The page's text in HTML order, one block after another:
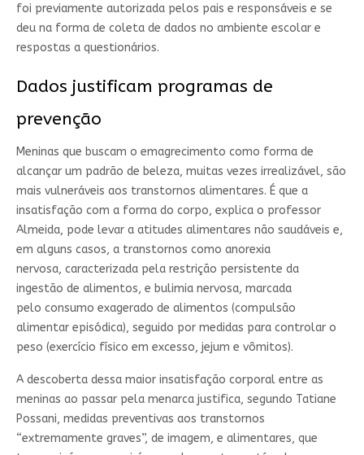
foi previamente autorizada pelos pais e responsáveis e se
deu na forma de coleta de dados no ambiente escolar e
respostas a questionários.
Dados justificam programas de
prevenção
Meninas que buscam o emagrecimento como forma de
alcançar um padrão de beleza, muitas vezes irrealizável, são
mais vulneráveis aos transtornos alimentares. É que a
insatisfação com a forma do corpo, explica o professor
Almeida, pode levar a atitudes alimentares não saudáveis e,
em alguns casos, a transtornos como anorexia
nervosa, caracterizada pela restrição persistente da
ingestão de alimentos, e bulimia nervosa, marcada
pelo consumo exagerado de alimentos (compulsão
alimentar episódica), seguido por medidas para controlar o
peso (exercício físico em excesso, jejum e vômitos).
A descoberta dessa maior insatisfação corporal entre as
meninas ao passar pela menarca justifica, segundo Tatiane
Possani, medidas preventivas aos transtornos
“extremamente graves”, de imagem, e alimentares, que